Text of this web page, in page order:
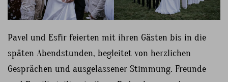
Pavel und Esfir feierten mit ihren Gästen bis in die
späten Abendstunden, begleitet von herzlichen
Gesprächen und ausgelassener Stimmung. Freunde